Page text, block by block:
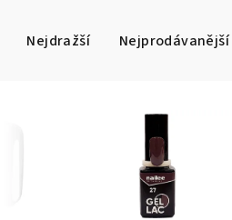
Nejdražší Nejprodávanější